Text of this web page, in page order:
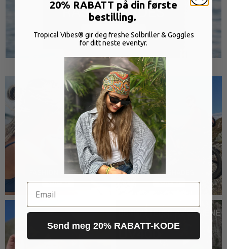
20% RABATT på din første
bestilling.
Tropical Vibes® gir deg freshe Solbriller & Goggles
for ditt neste eventyr.
Email
Send meg 20% RABATT-KODE